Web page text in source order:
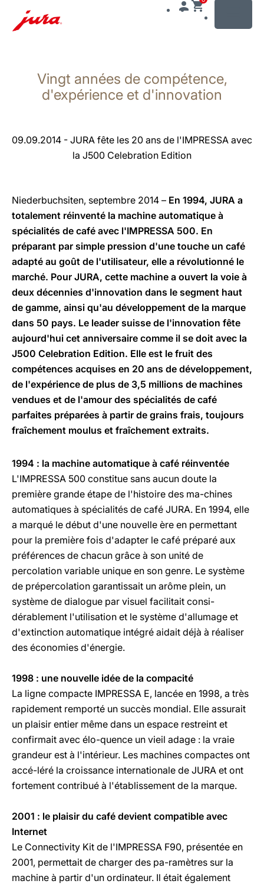
Vingt années de compétence,
d'expérience et d'innovation
09.09.2014 - JURA fête les 20 ans de l'IMPRESSA avec
la J500 Celebration Edition
Niederbuchsiten, septembre 2014 – En 1994, JURA a
totalement réinventé la machine automatique à
spécialités de café avec l'IMPRESSA 500. En
préparant par simple pression d'une touche un café
adapté au goût de l'utilisateur, elle a révolutionné le
marché. Pour JURA, cette machine a ouvert la voie à
deux décennies d'innovation dans le segment haut
de gamme, ainsi qu'au développement de la marque
dans 50 pays. Le leader suisse de l'innovation fête
aujourd'hui cet anniversaire comme il se doit avec la
J500 Celebration Edition. Elle est le fruit des
compétences acquises en 20 ans de développement,
de l'expérience de plus de 3,5 millions de machines
vendues et de l'amour des spécialités de café
parfaites préparées à partir de grains frais, toujours
fraîchement moulus et fraîchement extraits.
1994 : la machine automatique à café réinventée
L'IMPRESSA 500 constitue sans aucun doute la
première grande étape de l'histoire des ma-chines
automatiques à spécialités de café JURA. En 1994, elle
a marqué le début d'une nouvelle ère en permettant
pour la première fois d'adapter le café préparé aux
préférences de chacun grâce à son unité de
percolation variable unique en son genre. Le système
de prépercolation garantissait un arôme plein, un
système de dialogue par visuel facilitait consi-
dérablement l'utilisation et le système d'allumage et
d'extinction automatique intégré aidait déjà à réaliser
des économies d'énergie.
1998 : une nouvelle idée de la compacité
La ligne compacte IMPRESSA E, lancée en 1998, a très
rapidement remporté un succès mondial. Elle assurait
un plaisir entier même dans un espace restreint et
confirmait avec élo-quence un vieil adage : la vraie
grandeur est à l'intérieur. Les machines compactes ont
accé-léré la croissance internationale de JURA et ont
fortement contribué à l'établissement de la marque.
2001 : le plaisir du café devient compatible avec
Internet
Le Connectivity Kit de l'IMPRESSA F90, présentée en
2001, permettait de charger des pa-ramètres sur la
machine à partir d'un ordinateur. Il était également